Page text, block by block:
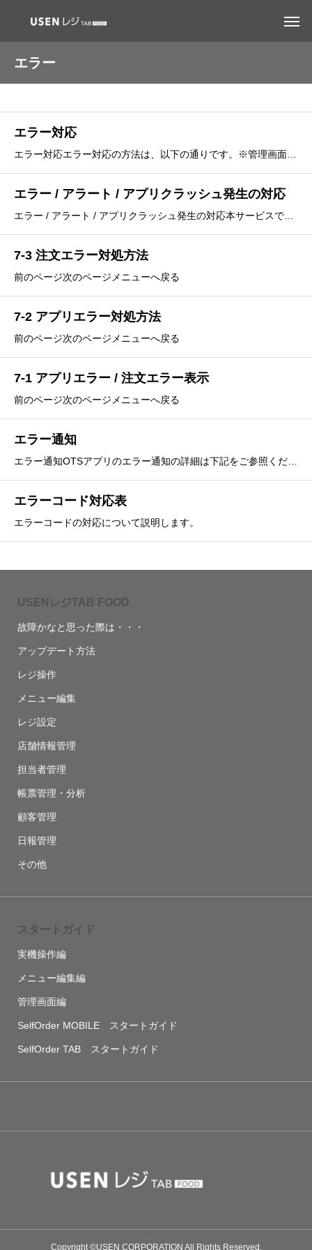
エラー
エラー対応
エラー / アラート / アプリクラッシュ発生の対応
7-3 注文エラー対処方法
前のページ次のページメニューへ戻る
7-2 アプリエラー対処方法
前のページ次のページメニューへ戻る
7-1 アプリエラー / 注文エラー表示
前のページ次のページメニューへ戻る
エラー通知
エラーコード対応表
エラーコードの対応について説明します。
USENレジTAB FOOD
故障かなと思った際は・・・
アップデート方法
レジ操作
メニュー編集
レジ設定
店舗情報管理
担当者管理
帳票管理・分析
顧客管理
日報管理
その他
スタートガイド
実機操作編
メニュー編集編
管理画面編
SelfOrder MOBILE スタートガイド
SelfOrder TAB スタートガイド
Copyright ©USEN CORPORATION All Rights Reserved.